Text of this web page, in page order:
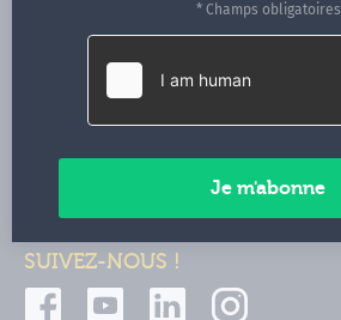
* Champs obligatoires
35000 Rennes
02 99 05 25 47
Contactez-nous
Paiements sécurisés
SUIVEZ-NOUS !